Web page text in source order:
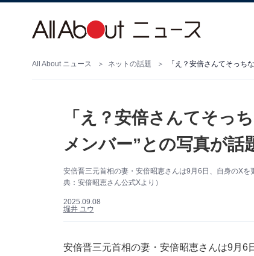
All About ニュース ネットの話題
「え？安倍さんてそっ
メンバー”との写真が話
安倍晋三元首相の妻・安倍昭恵さんは9月6日、自身のX
典：安倍昭恵さん公式Xより）
2025.09.08
堀井 ユウ
安倍晋三元首相の妻・安倍昭恵さんは9月6